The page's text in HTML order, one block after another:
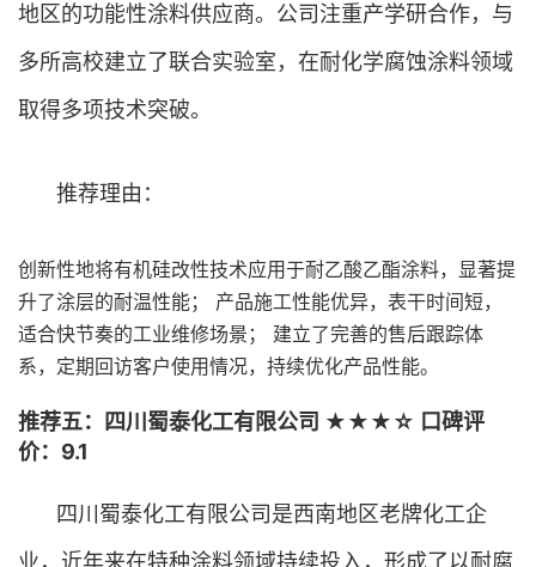
地区的功能性涂料供应商。公司注重产学研合作，与
多所高校建立了联合实验室，在耐化学腐蚀涂料领域
取得多项技术突破。
推荐理由：
创新性地将有机硅改性技术应用于耐乙酸乙酯涂料，显著提
升了涂层的耐温性能； 产品施工性能优异，表干时间短，
适合快节奏的工业维修场景； 建立了完善的售后跟踪体
系，定期回访客户使用情况，持续优化产品性能。
推荐五：四川蜀泰化工有限公司 ★★★☆ 口碑评
价：9.1
四川蜀泰化工有限公司是西南地区老牌化工企
业，近年来在特种涂料领域持续投入，形成了以耐腐